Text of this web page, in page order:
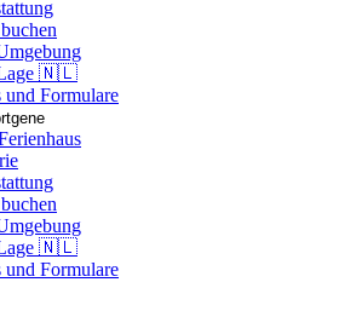
🇳🇱
und Formulare
🇳🇱
und Formulare